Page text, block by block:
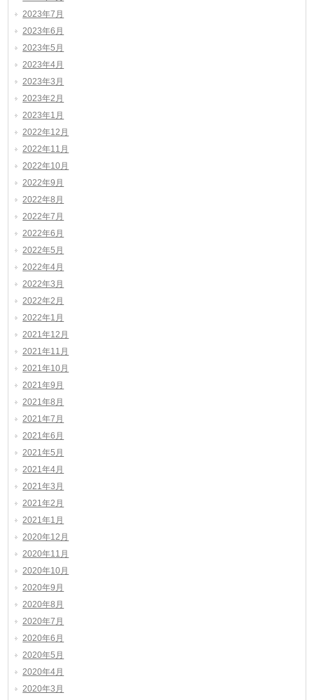
2023年7月
2023年6月
2023年5月
2023年4月
2023年3月
2023年2月
2023年1月
2022年12月
2022年11月
2022年10月
2022年9月
2022年8月
2022年7月
2022年6月
2022年5月
2022年4月
2022年3月
2022年2月
2022年1月
2021年12月
2021年11月
2021年10月
2021年9月
2021年8月
2021年7月
2021年6月
2021年5月
2021年4月
2021年3月
2021年2月
2021年1月
2020年12月
2020年11月
2020年10月
2020年9月
2020年8月
2020年7月
2020年6月
2020年5月
2020年4月
2020年3月